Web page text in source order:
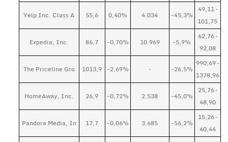
Yelp Inc. Class A 55,6 0,40% 4.034 -45,3%
49,11 –
101,75
Expedia, Inc. 86,7 -0,70% 10.969 -5,9%
62,76 –
92,08
The Priceline Gro 1013,9 -2,69% – -26,5%
990,69 –
1378,96
HomeAway, Inc. 26,9 -0,72% 2.538 -45,0%
25,76 –
48,90
Pandora Media, In 17,7 -0,06% 3.685 -56,2%
15,26 –
40,44